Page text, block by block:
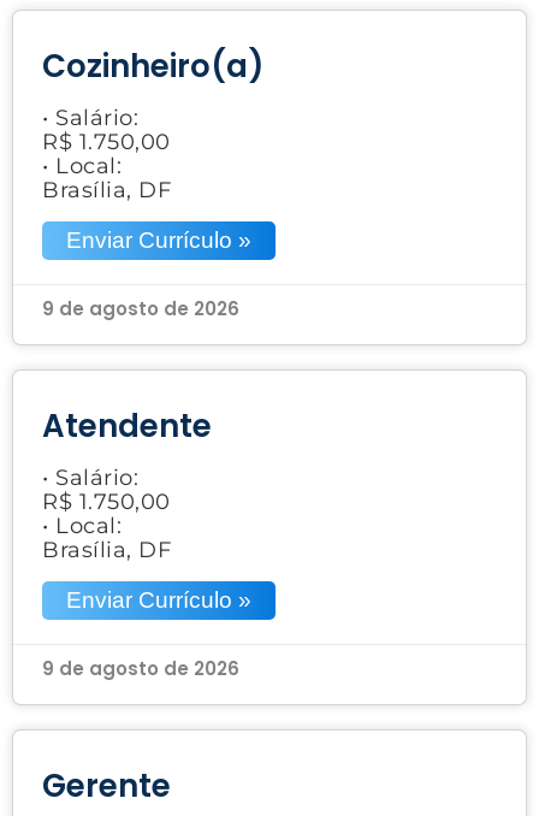
Cozinheiro(a)
• Salário:
R$ 1.750,00
• Local:
Brasília, DF
Enviar Currículo »
9 de agosto de 2026
Atendente
• Salário:
R$ 1.750,00
• Local:
Brasília, DF
Enviar Currículo »
9 de agosto de 2026
Gerente